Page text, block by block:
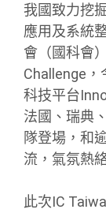
我國致力挖
應用及系統
會（國科會
Challenge
科技平台
法國、瑞典
隊登場，和
流，氣氛熱
此次IC